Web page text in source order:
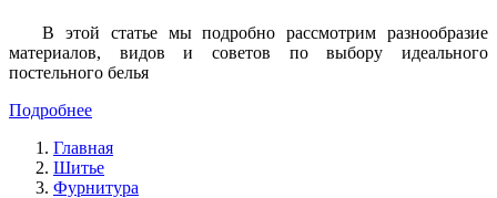
В этой статье мы подробно рассмотрим разнообразие
материалов, видов и советов по выбору идеального
постельного белья
Подробнее
Главная
Шитье
Фурнитура